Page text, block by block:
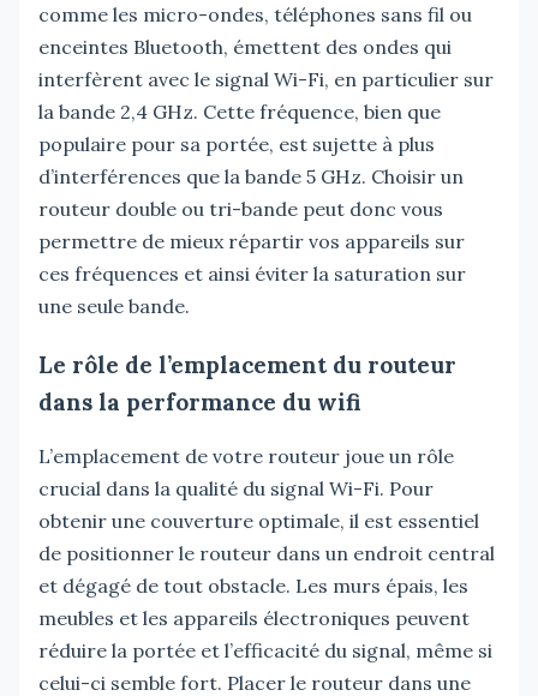
comme les micro-ondes, téléphones sans fil ou
enceintes Bluetooth, émettent des ondes qui
interfèrent avec le signal Wi-Fi, en particulier sur
la bande 2,4 GHz. Cette fréquence, bien que
populaire pour sa portée, est sujette à plus
d’interférences que la bande 5 GHz. Choisir un
routeur double ou tri-bande peut donc vous
permettre de mieux répartir vos appareils sur
ces fréquences et ainsi éviter la saturation sur
une seule bande.
Le rôle de l’emplacement du routeur
dans la performance du wifi
L’emplacement de votre routeur joue un rôle
crucial dans la qualité du signal Wi-Fi. Pour
obtenir une couverture optimale, il est essentiel
de positionner le routeur dans un endroit central
et dégagé de tout obstacle. Les murs épais, les
meubles et les appareils électroniques peuvent
réduire la portée et l’efficacité du signal, même si
celui-ci semble fort. Placer le routeur dans une